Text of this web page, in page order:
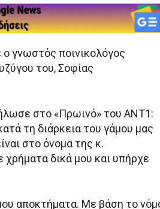
γνωστός ποινικολόγος
του, Σοφίας
στο «Πρωινό» του ΑΝΤ1:
τη διάρκεια του γάμου μας
στο όνομα της κ.
δικά μου και υπήρχε
αποκτήματα. Με βάση το